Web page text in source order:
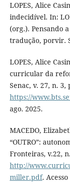
LOPES, Alice
indecidível. In:
(org.). Pensando
tradução, porvir.
LOPES, Alice
curricular da
Senac, v. 27, n. 3,
https://
ago. 2025.
MACEDO,
“OUTRO”:
Fronteiras, v.22,
http://
miller.pdf.